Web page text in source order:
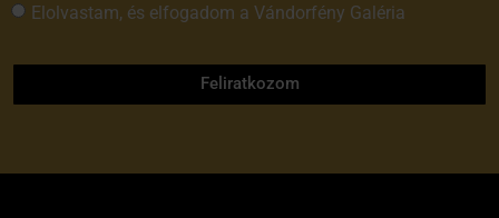
Elolvastam, és elfogadom a Vándorfény Galéria
Feliratkozom